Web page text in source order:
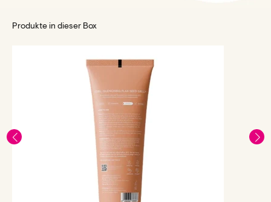
Produkte in dieser Box